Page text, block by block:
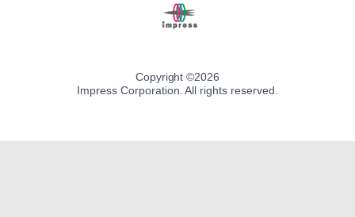
Copyright ©2026
Impress Corporation. All rights reserved.